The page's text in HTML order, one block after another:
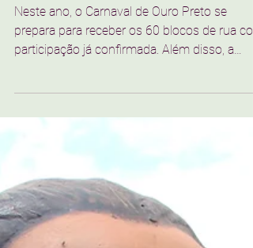
Artur Corrêa e Sofia Mosqueira
13 de fev.
8 min de leitura
ECOS
mulheres
Neste ano, o Carnaval de Ouro Preto se
prepara para receber os 60 blocos de rua
participação já confirmada. Além disso, a